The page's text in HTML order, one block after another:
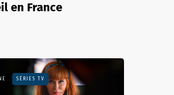
en France
SÉRIES TV